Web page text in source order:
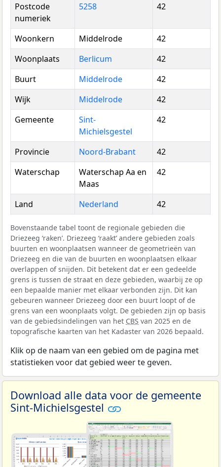
Postcode
numeriek
5258 42
Woonkern Middelrode
42
Woonplaats
Berlicum
42
Buurt
Middelrode
42
Wijk
Middelrode
42
Gemeente
Sint-
Michielsgestel
42
Provincie Noord-Brabant
42
Waterschap
Waterschap Aa en
Maas
42
Land Nederland 42
Bovenstaande tabel toont de regionale gebieden die
Driezeeg ‘raken’. Driezeeg ‘raakt’ andere gebieden zoals
buurten en woonplaatsen wanneer de geometrieën van
Driezeeg en die van de buurten en woonplaatsen elkaar
overlappen of snijden. Dit betekent dat er een gedeelde
grens is tussen de straat en deze gebieden, waarbij ze op
een bepaalde manier met elkaar verbonden zijn. Dit kan
gebeuren wanneer Driezeeg door een buurt loopt of de
grens van een woonplaats volgt. De gebieden zijn op basis
van de gebiedsindelingen van het CBS van 2025 en de
topografische kaarten van het Kadaster van 2026 bepaald.
Klik op de naam van een gebied om de pagina met
statistieken voor dat gebied weer te geven.
Download alle data voor de gemeente
Sint-Michielsgestel